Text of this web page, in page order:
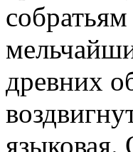
древних